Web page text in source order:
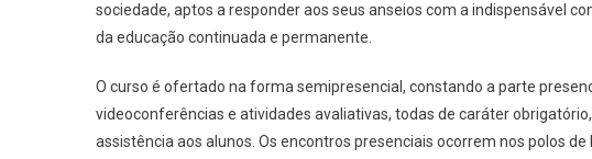
sociedade, aptos a responder aos seus anseios com a indispensável
da educação continuada e permanente.
O curso é ofertado na forma semipresencial, constando a parte
videoconferências e atividades avaliativas, todas de caráter
assistência aos alunos. Os encontros presenciais ocorrem nos polos de